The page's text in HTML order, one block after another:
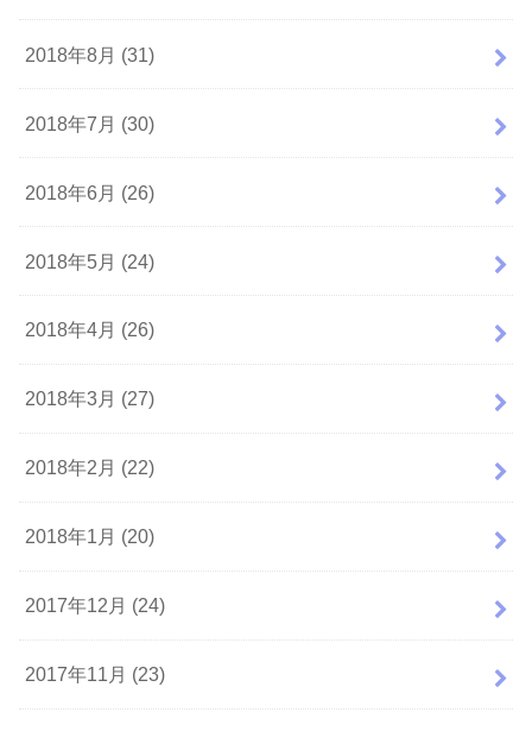
2018年8月 (31)
2018年7月 (30)
2018年6月 (26)
2018年5月 (24)
2018年4月 (26)
2018年3月 (27)
2018年2月 (22)
2018年1月 (20)
2017年12月 (24)
2017年11月 (23)